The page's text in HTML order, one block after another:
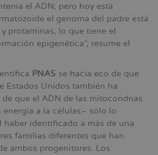
el ADN; pero hoy está
el genoma del padre está
protaminas, lo que tiene el
epigenética”, resume el
PNAS se hacía eco de que
Estados Unidos también ha
que el ADN de las mitocondrias
a la células– sólo lo
haber identificado a más de una
familias diferentes que han
ambos progenitores. Los